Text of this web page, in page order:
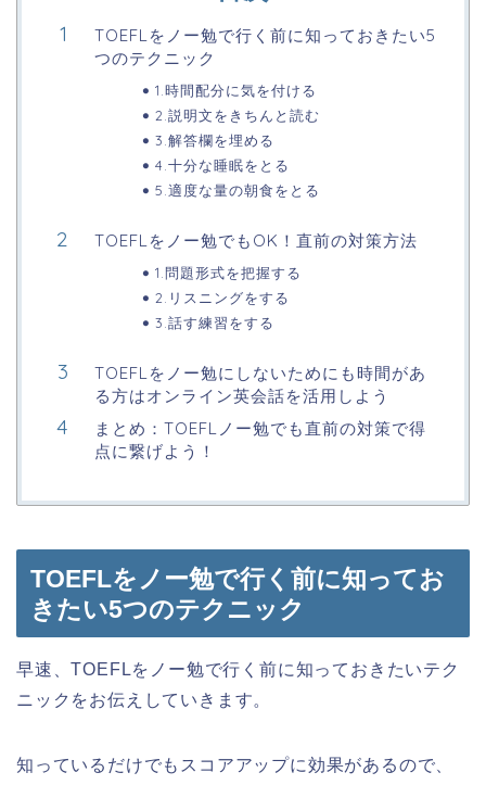
TOEFLをノー勉で行く前に知っておきたい5
つのテクニック
1.時間配分に気を付ける
2.説明文をきちんと読む
3.解答欄を埋める
4.十分な睡眠をとる
5.適度な量の朝食をとる
TOEFLをノー勉でもOK！直前の対策方法
1.問題形式を把握する
2.リスニングをする
3.話す練習をする
TOEFLをノー勉にしないためにも時間があ
る方はオンライン英会話を活用しよう
まとめ：TOEFLノー勉でも直前の対策で得
点に繋げよう！
TOEFLをノー勉で行く前に知ってお
きたい5つのテクニック
早速、TOEFLをノー勉で行く前に知っておきたいテク
ニックをお伝えしていきます。
知っているだけでもスコアアップに効果があるので、